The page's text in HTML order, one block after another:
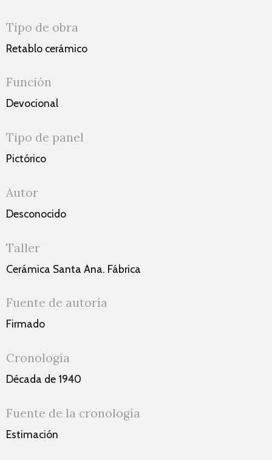
Tipo de obra
Retablo cerámico
Función
Devocional
Tipo de panel
Pictórico
Autor
Desconocido
Taller
Cerámica Santa Ana. Fábrica
Fuente de autoría
Firmado
Cronología
Década de 1940
Fuente de la cronología
Estimación